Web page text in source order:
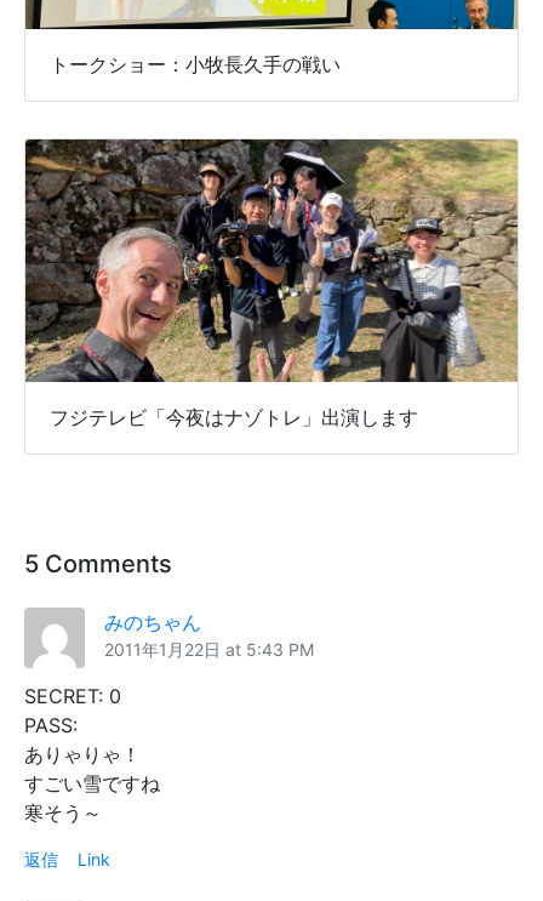
トークショー：小牧長久手の戦い
フジテレビ「今夜はナゾトレ」出演します
5 Comments
みのちゃん
2011年1月22日 at 5:43 PM
SECRET: 0
PASS:
ありゃりゃ！
すごい雪ですね
寒そう～
返信 Link